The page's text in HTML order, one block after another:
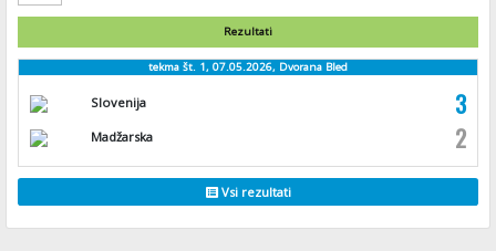
Rezultati
tekma št. 1, 07.05.2026, Dvorana Bled
Slovenija 3
Madžarska 2
Vsi rezultati